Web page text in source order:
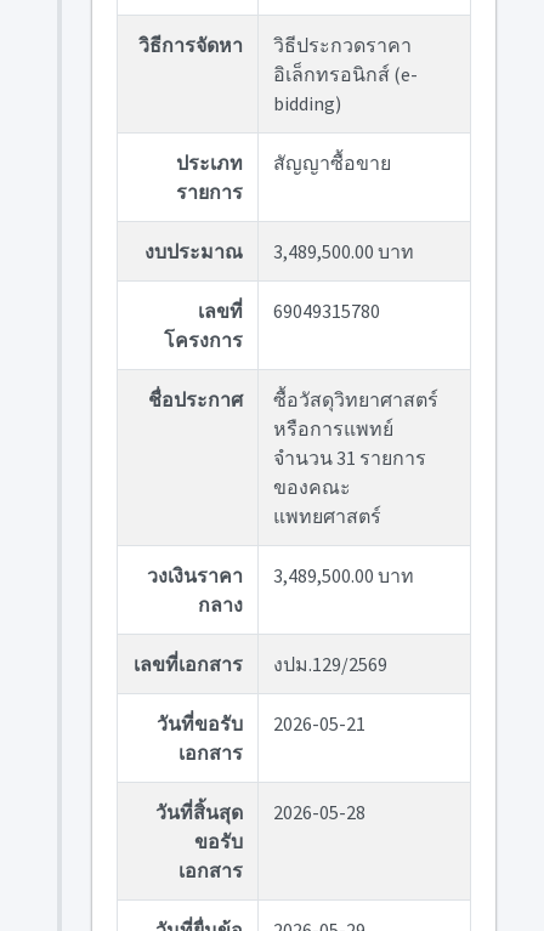
วิธีการจัดหา
วิธีประกวดราคา
อิเล็กทรอนิกส์ (e-
bidding)
ประเภท
รายการ
สัญญาซื้อขาย
งบประมาณ 3,489,500.00 บาท
เลขที่
โครงการ
69049315780
ชื่อประกาศ
ซื้อวัสดุวิทยาศาสตร์
หรือการแพทย์
จำนวน 31 รายการ
ของคณะ
แพทยศาสตร์
วงเงินราคา
กลาง
3,489,500.00 บาท
เลขที่เอกสาร งปม.129/2569
วันที่ขอรับ
เอกสาร
2026-05-21
วันที่สิ้นสุด
ขอรับ
เอกสาร
2026-05-28